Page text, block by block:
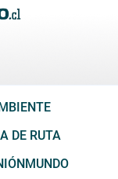
DE RUTA
MUNDO